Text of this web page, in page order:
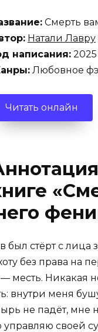
Смерть
Натали Лавру
написания: 2025
Любовное
Читать онлайн
был стёрт с
без права на
месть. Никакая
внутри меня
не падёт, мне
своей